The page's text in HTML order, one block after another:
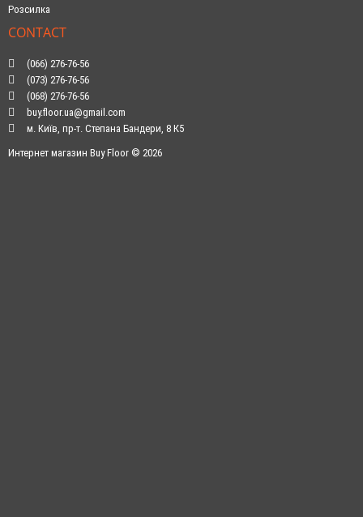
Розсилка
CONTACT
(066) 276-76-56
(073) 276-76-56
(068) 276-76-56
buy.floor.ua@gmail.com
м. Київ, пр-т. Степана Бандери, 8 К5
Интернет магазин Buy Floor © 2026